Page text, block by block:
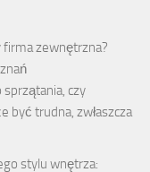
firma zewnętrzna?
czy
być trudna, zwłaszcza
stylu wnętrza: